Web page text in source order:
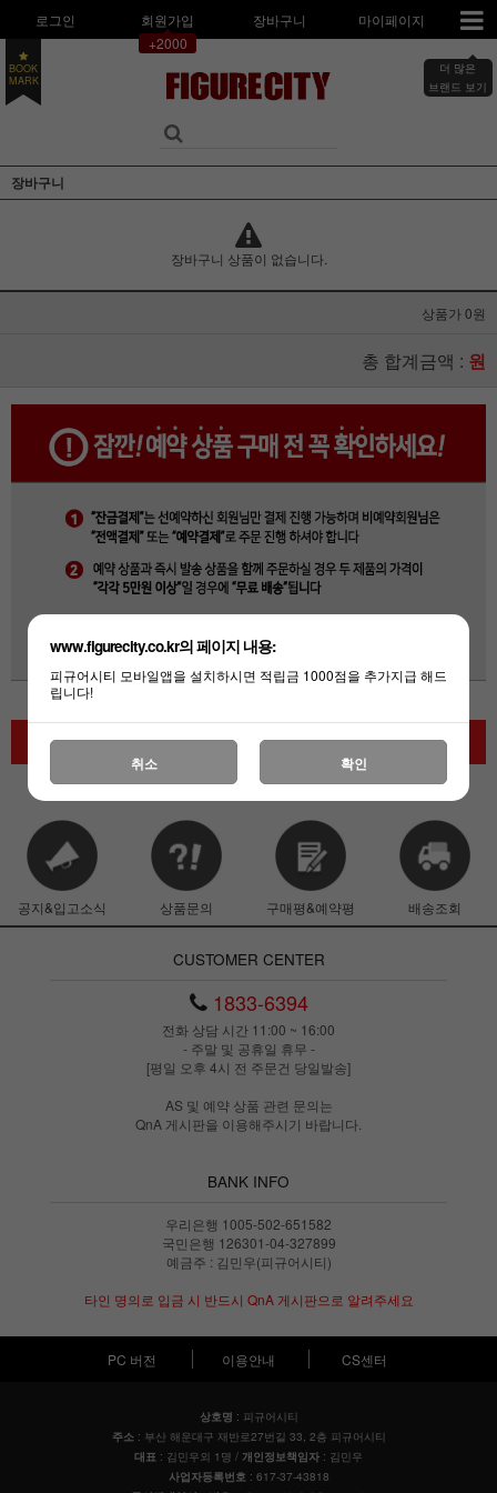
로그인
회원가입
+2000
장바구니 마이페이지
더 많은
브랜드 보기
BOOK
MARK
장바구니
장바구니 상품이 없습니다.
상품가 0원
총 합계금액 : 원
주문하기
공지&입고소식 상품문의 구매평&예약평 배송조회
CUSTOMER CENTER
1833-6394
전화 상담 시간 11:00 ~ 16:00
- 주말 및 공휴일 휴무 -
[평일 오후 4시 전 주문건 당일발송]
AS 및 예약 상품 관련 문의는
QnA 게시판을 이용해주시기 바랍니다.
BANK INFO
우리은행 1005-502-651582
국민은행 126301-04-327899
예금주 : 김민우(피규어시티)
타인 명의로 입금 시 반드시 QnA 게시판으로 알려주세요
PC 버전 이용안내 CS센터
상호명 : 피규어시티
주소: 부산 해운대구 재반로27번길 33, 2층 피규어시티
대표 : 김민우외 1명 / 개인정보책임자 : 김민우
사업자등록번호: 617-37-43818
www.figurecity.co.kr의 페이지 내용:
피규어시티 모바일앱을 설치하시면 적립금 1000점을 추가지급 해드
립니다!
취소 확인